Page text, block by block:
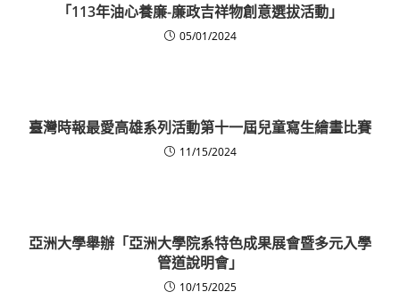
「113年油心養廉-廉政吉祥物創意選拔活動」
05/01/2024
臺灣時報最愛高雄系列活動第十一屆兒童寫生繪畫比賽
11/15/2024
亞洲大學舉辦「亞洲大學院系特色成果展會暨多元入學
管道說明會」
10/15/2025